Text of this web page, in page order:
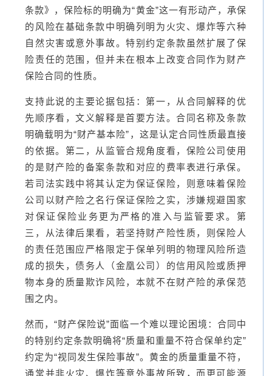
条款》，保险标的明确为“黄金”这一有形动产，承保
的风险在基础条款中明确列明为火灾、爆炸等六种
自然灾害或意外事故。特别约定条款虽然扩展了保
险责任的范围，但并未在根本上改变合同作为财产
保险合同的性质。
支持此说的主要论据包括：第一，从合同解释的优
先顺序看，文义解释是首要方法。合同名称及条款
明确载明为“财产基本险”，这是认定合同性质最直接
的依据。第二，从监管合规角度看，保险公司使用
的是财产险的备案条款和对应的费率表进行承保。
若司法实践中将其认定为保证保险，则意味着保险
公司以财产险之名行保证保险之实，涉嫌规避国家
对保证保险业务更为严格的准入与监管要求。第
三，从法律后果看，若坚持财产险性质，则保险人
的责任范围应严格限定于保单列明的物理风险所造
成的损失，债务人（金凰公司）的信用风险或质押
物本身的质量欺诈风险，本就不在财产险的承保范
围之内。
然而，“财产保险说”面临一个难以理论困境：合同中
的特别约定条款明确将“质量和重量不符合保单约定”
约定为“视同发生保险事故”。黄金的质量重量不符，
通常并非火灾、爆炸等意外事故所致，而更可能源